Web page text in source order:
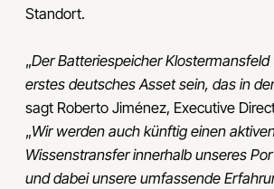
Standort.
„Der Batteriespeicher
erstes deutsches Asset sein, das in
sagt Roberto Jiménez, Executive
„Wir werden auch künftig einen
Wissenstransfer innerhalb unseres
und dabei unsere umfassende